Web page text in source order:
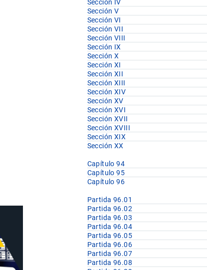
Sección IV
Sección V
Sección VI
Sección VII
Sección VIII
Sección IX
Sección X
Sección XI
Sección XII
Sección XIII
Sección XIV
Sección XV
Sección XVI
Sección XVII
Sección XVIII
Sección XIX
Sección XX
Capítulo 94
Capítulo 95
Capítulo 96
Partida 96.01
Partida 96.02
Partida 96.03
Partida 96.04
Partida 96.05
Partida 96.06
Partida 96.07
Partida 96.08